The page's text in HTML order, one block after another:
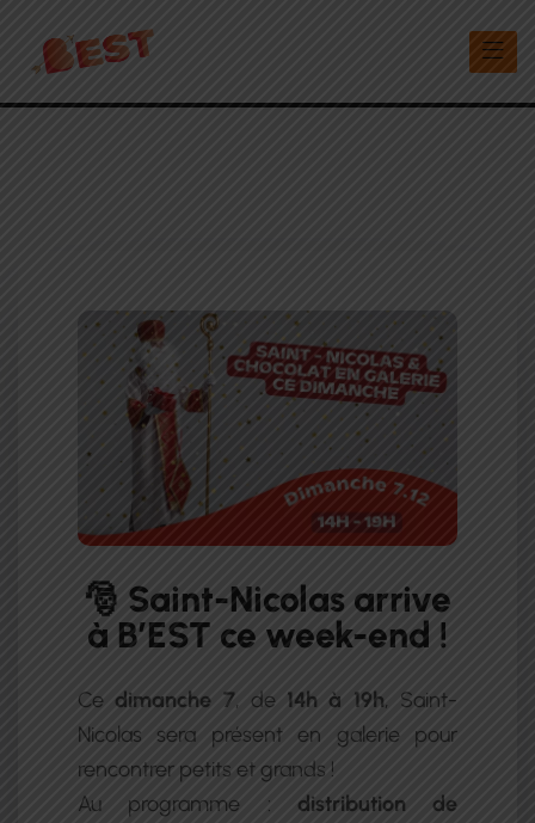
🎅 Saint-Nicolas arrive
à B’EST ce week-end !
Cedimanche 7, de 14h à 19h, Saint-
Nicolas sera présent en galerie pour
rencontrer petits et grands !
Au programme : distribution de